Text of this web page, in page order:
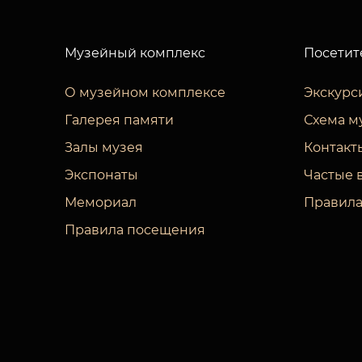
Музейный комплекс
О музейном комплексе
Галерея памяти
Залы музея
Экспонаты
Мемориал
Правила посещения
Схема
Частые